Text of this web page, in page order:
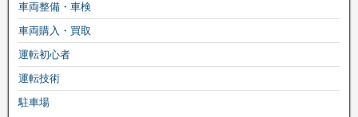
車両整備・車検
車両購入・買取
運転初心者
運転技術
駐車場